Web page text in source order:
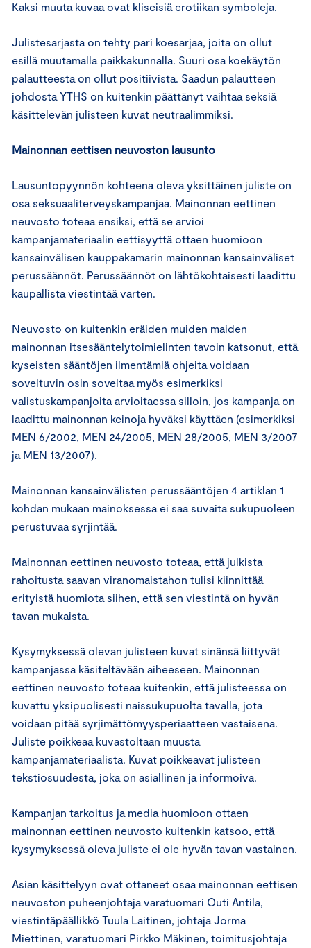
Kaksi muuta kuvaa ovat kliseisiä erotiikan symboleja.
Julistesarjasta on tehty pari koesarjaa, joita on ollut
esillä muutamalla paikkakunnalla. Suuri osa koekäytön
palautteesta on ollut positiivista. Saadun palautteen
johdosta YTHS on kuitenkin päättänyt vaihtaa seksiä
käsittelevän julisteen kuvat neutraalimmiksi.
Mainonnan eettisen neuvoston lausunto
Lausuntopyynnön kohteena oleva yksittäinen juliste on
osa seksuaaliterveyskampanjaa. Mainonnan eettinen
neuvosto toteaa ensiksi, että se arvioi
kampanjamateriaalin eettisyyttä ottaen huomioon
kansainvälisen kauppakamarin mainonnan kansainväliset
perussäännöt. Perussäännöt on lähtökohtaisesti laadittu
kaupallista viestintää varten.
Neuvosto on kuitenkin eräiden muiden maiden
mainonnan itsesääntelytoimielinten tavoin katsonut, että
kyseisten sääntöjen ilmentämiä ohjeita voidaan
soveltuvin osin soveltaa myös esimerkiksi
valistuskampanjoita arvioitaessa silloin, jos kampanja on
laadittu mainonnan keinoja hyväksi käyttäen (esimerkiksi
MEN 6/2002, MEN 24/2005, MEN 28/2005, MEN 3/2007
ja MEN 13/2007).
Mainonnan kansainvälisten perussääntöjen 4 artiklan 1
kohdan mukaan mainoksessa ei saa suvaita sukupuoleen
perustuvaa syrjintää.
Mainonnan eettinen neuvosto toteaa, että julkista
rahoitusta saavan viranomaistahon tulisi kiinnittää
erityistä huomiota siihen, että sen viestintä on hyvän
tavan mukaista.
Kysymyksessä olevan julisteen kuvat sinänsä liittyvät
kampanjassa käsiteltävään aiheeseen. Mainonnan
eettinen neuvosto toteaa kuitenkin, että julisteessa on
kuvattu yksipuolisesti naissukupuolta tavalla, jota
voidaan pitää syrjimättömyysperiaatteen vastaisena.
Juliste poikkeaa kuvastoltaan muusta
kampanjamateriaalista. Kuvat poikkeavat julisteen
tekstiosuudesta, joka on asiallinen ja informoiva.
Kampanjan tarkoitus ja media huomioon ottaen
mainonnan eettinen neuvosto kuitenkin katsoo, että
kysymyksessä oleva juliste ei ole hyvän tavan vastainen.
Asian käsittelyyn ovat ottaneet osaa mainonnan eettisen
neuvoston puheenjohtaja varatuomari Outi Antila,
viestintäpäällikkö Tuula Laitinen, johtaja Jorma
Miettinen, varatuomari Pirkko Mäkinen, toimitusjohtaja